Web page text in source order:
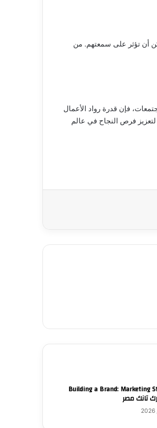
أن تؤثر على سمعتهم. من
فإن قدرة رواد الأعمال
فرص النجاح في عالم
Building a Brand: Marketing